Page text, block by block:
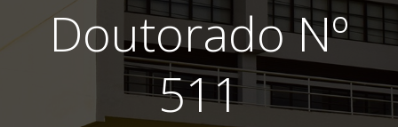
Doutorado Nº
511